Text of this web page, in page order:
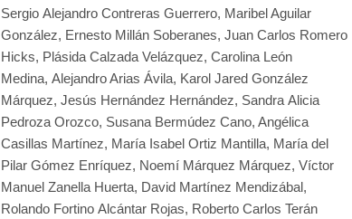
Sergio Alejandro Contreras Guerrero, Maribel Aguilar
González, Ernesto Millán Soberanes, Juan Carlos Romero
Hicks, Plásida Calzada Velázquez, Carolina León
Medina, Alejandro Arias Ávila, Karol Jared González
Márquez, Jesús Hernández Hernández, Sandra Alicia
Pedroza Orozco, Susana Bermúdez Cano, Angélica
Casillas Martínez, María Isabel Ortiz Mantilla, María del
Pilar Gómez Enríquez, Noemí Márquez Márquez, Víctor
Manuel Zanella Huerta, David Martínez Mendizábal,
Rolando Fortino Alcántar Rojas, Roberto Carlos Terán